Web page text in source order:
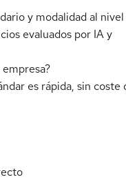
y modalidad al
evaluados por IA y
es rápida, sin coste